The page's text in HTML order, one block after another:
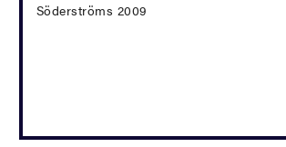
Söderströms 2009